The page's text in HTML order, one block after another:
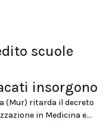
scuole
insorgono
(Mur) ritarda il decreto
in Medicina e...